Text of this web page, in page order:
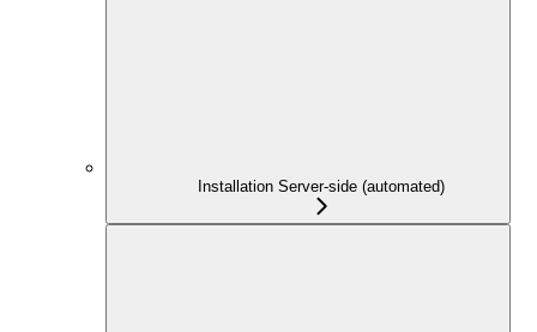
Installation Server-side (automated)